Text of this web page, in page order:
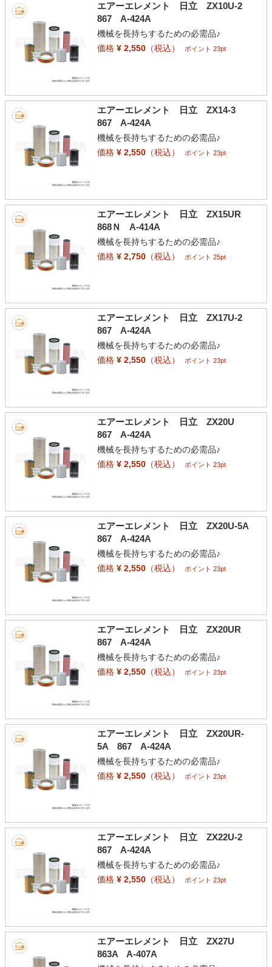
エアーエレメント 日立 ZX10U-2
867 A-424A
機械を長持ちするための必需品♪
価格¥ 2,550（税込） ポイント 23pt
エアーエレメント 日立 ZX14-3
867 A-424A
機械を長持ちするための必需品♪
価格¥ 2,550（税込） ポイント 23pt
エアーエレメント 日立 ZX15UR
868Ｎ A-414A
機械を長持ちするための必需品♪
価格¥ 2,750（税込） ポイント 25pt
エアーエレメント 日立 ZX17U-2
867 A-424A
機械を長持ちするための必需品♪
価格¥ 2,550（税込） ポイント 23pt
エアーエレメント 日立 ZX20U
867 A-424A
機械を長持ちするための必需品♪
価格¥ 2,550（税込） ポイント 23pt
エアーエレメント 日立 ZX20U-5A
867 A-424A
機械を長持ちするための必需品♪
価格¥ 2,550（税込） ポイント 23pt
エアーエレメント 日立 ZX20UR
867 A-424A
機械を長持ちするための必需品♪
価格¥ 2,550（税込） ポイント 23pt
エアーエレメント 日立 ZX20UR-
5A 867 A-424A
機械を長持ちするための必需品♪
価格¥ 2,550（税込） ポイント 23pt
エアーエレメント 日立 ZX22U-2
867 A-424A
機械を長持ちするための必需品♪
価格¥ 2,550（税込） ポイント 23pt
エアーエレメント 日立 ZX27U
863A A-407A